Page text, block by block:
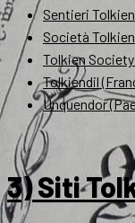
Sentieri
Società
Tolkien
Tolkiendil
Unquendor
3) Siti